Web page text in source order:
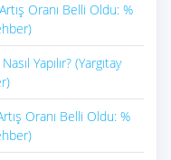
Oranı Belli Oldu: %
Yapılır? (Yargıtay
Oranı Belli Oldu: %